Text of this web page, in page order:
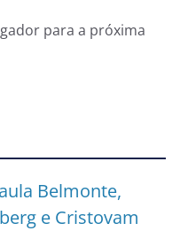
para a próxima
Belmonte,
e Cristovam